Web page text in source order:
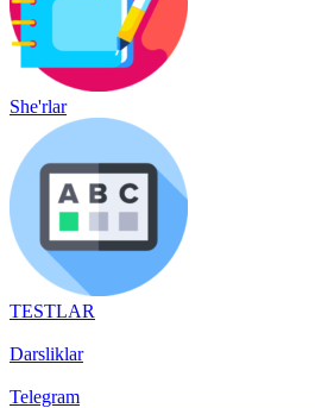
She'rlar
TESTLAR
Darsliklar
Telegram